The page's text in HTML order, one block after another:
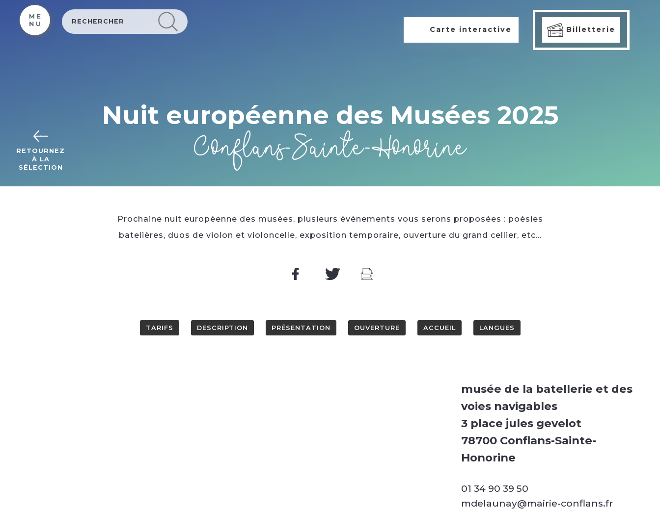
Carte interactive Billetterie
RETOURNEZ
À LA
SÉLECTION
Nuit européenne des Musées 2025
Conflans-Sainte-Honorine
Prochaine nuit européenne des musées, plusieurs évènements vous serons proposées : poésies
batelières, duos de violon et violoncelle, exposition temporaire, ouverture du grand cellier, etc...
TARIFS DESCRIPTION PRÉSENTATION OUVERTURE ACCUEIL LANGUES
musée de la batellerie et des
voies navigables
3 place jules gevelot
78700 Conflans-Sainte-
Honorine
01 34 90 39 50
mdelaunay@mairie-conflans.fr
Cookies beheer paneel